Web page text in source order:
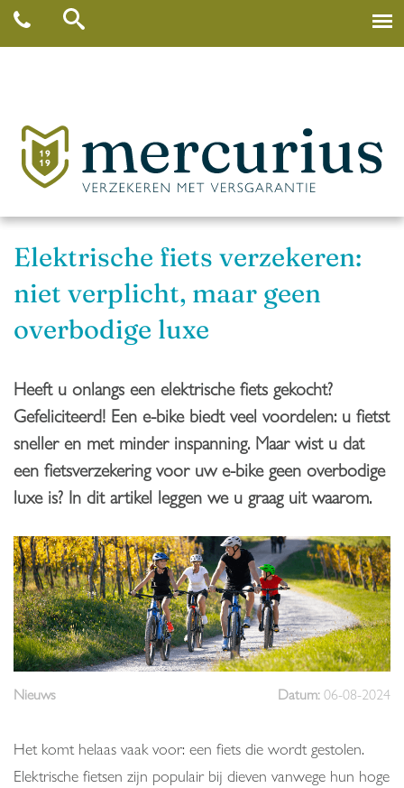
Elektrische fiets verzekeren:
niet verplicht, maar geen
overbodige luxe
Heeft u onlangs een elektrische fiets gekocht?
Gefeliciteerd! Een e-bike biedt veel voordelen: u fietst
sneller en met minder inspanning. Maar wist u dat
een fietsverzekering voor uw e-bike geen overbodige
luxe is? In dit artikel leggen we u graag uit waarom.
Nieuws Datum:06-08-2024
Het komt helaas vaak voor: een fiets die wordt gestolen.
Elektrische fietsen zijn populair bij dieven vanwege hun hoge